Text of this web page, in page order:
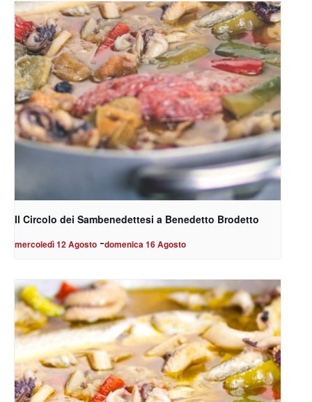
Il Circolo dei Sambenedettesi a Benedetto Brodetto
mercoledì 12 Agosto -domenica 16 Agosto